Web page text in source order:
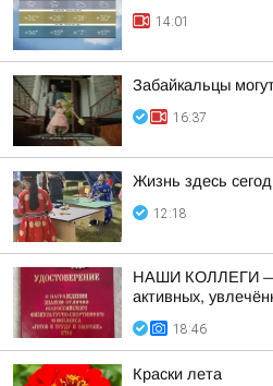
14:01
Забайкальцы
16:37
Жизнь здесь
12:18
НАШИ КОЛЛЕГИ —
активных,
18:46
Краски лета